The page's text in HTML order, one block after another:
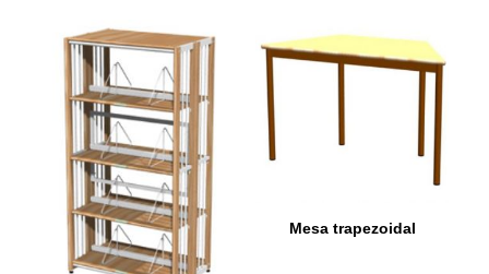
Mesa trapezoidal